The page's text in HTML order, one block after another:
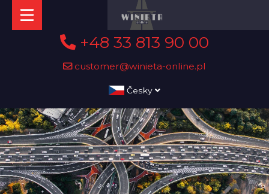
+48 33 813 90 00
customer@winieta-online.pl
Česky